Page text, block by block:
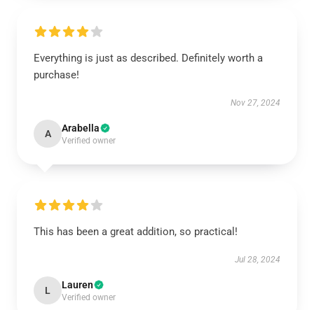
Everything is just as described. Definitely worth a
purchase!
Nov 27, 2024
A Arabella
Verified owner
This has been a great addition, so practical!
Jul 28, 2024
L Lauren
Verified owner